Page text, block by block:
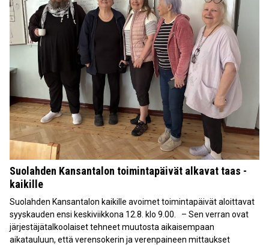
Suolahden Kansantalon toimintapäivät alkavat taas -
kaikille
Suolahden Kansantalon kaikille avoimet toimintapäivät aloittavat
syyskauden ensi keskiviikkona 12.8. klo 9.00. – Sen verran ovat
järjestäjätalkoolaiset tehneet muutosta aikaisempaan
aikatauluun, että verensokerin ja verenpaineen mittaukset